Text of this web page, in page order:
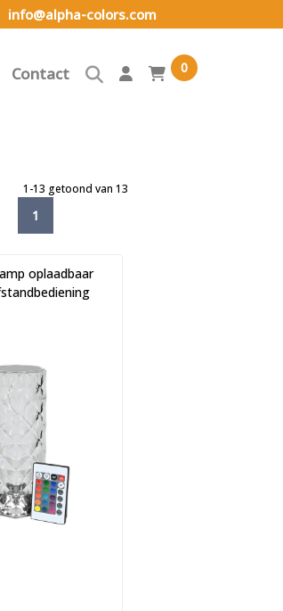
info@alpha-colors.com
Contact 0
1-13 getoond van 13
1
oplaadbaar